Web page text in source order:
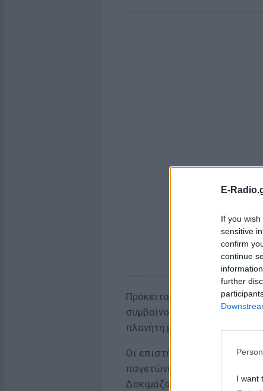
E-
If you
sensitive
confirm
continue
further
I want
Πρόκειται για εξαιρετικά
συμβαίνουν περίπου κάθε
πλανήτη με τεράστια
Οι επιστήμονες
παγετώνων επηρεάζεται από
Δοκιμάζουν αυτή τη θεωρία